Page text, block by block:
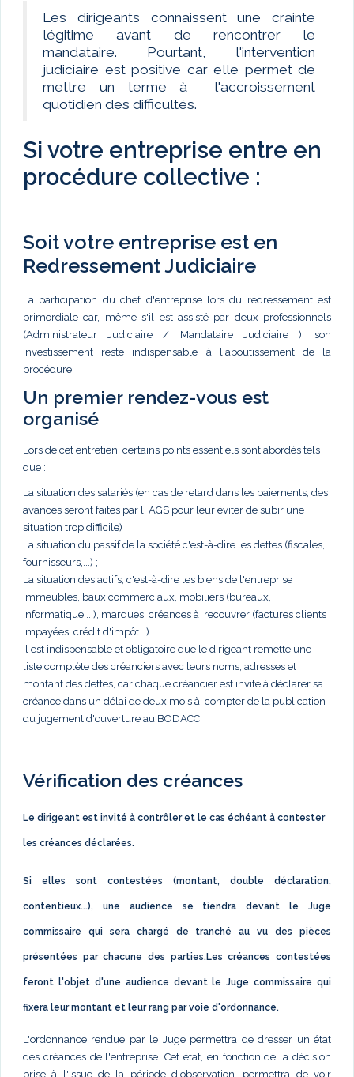
Les dirigeants connaissent une crainte
légitime avant de rencontrer le
mandataire. Pourtant, l'intervention
judiciaire est positive car elle permet de
mettre un terme à l'accroissement
quotidien des difficultés.
Si votre entreprise entre en
procédure collective :
Soit votre entreprise est en
Redressement Judiciaire
La participation du chef d'entreprise lors du redressement est
primordiale car, même s'il est assisté par deux professionnels
(Administrateur Judiciaire / Mandataire Judiciaire ), son
investissement reste indispensable à l'aboutissement de la
procédure.
Un premier rendez-vous est
organisé
Lors de cet entretien, certains points essentiels sont abordés tels
que :
La situation des salariés (en cas de retard dans les paiements, des
avances seront faites par l' AGS pour leur éviter de subir une
situation trop difficile) ;
La situation du passif de la société c'est-à-dire les dettes (fiscales,
fournisseurs,...) ;
La situation des actifs, c'est-à-dire les biens de l'entreprise :
immeubles, baux commerciaux, mobiliers (bureaux,
informatique,...), marques, créances à recouvrer (factures clients
impayées, crédit d'impôt...).
Il est indispensable et obligatoire que le dirigeant remette une
liste complète des créanciers avec leurs noms, adresses et
montant des dettes, car chaque créancier est invité à déclarer sa
créance dans un délai de deux mois à compter de la publication
du jugement d'ouverture au BODACC.
Vérification des créances
Le dirigeant est invité à contrôler et le cas échéant à contester
les créances déclarées.
Si elles sont contestées (montant, double déclaration,
contentieux...), une audience se tiendra devant le Juge
commissaire qui sera chargé de tranché au vu des pièces
présentées par chacune des parties.Les créances contestées
feront l'objet d'une audience devant le Juge commissaire qui
fixera leur montant et leur rang par voie d'ordonnance.
L'ordonnance rendue par le Juge permettra de dresser un état
des créances de l'entreprise. Cet état, en fonction de la décision
prise à l'issue de la période d'observation, permettra de voir